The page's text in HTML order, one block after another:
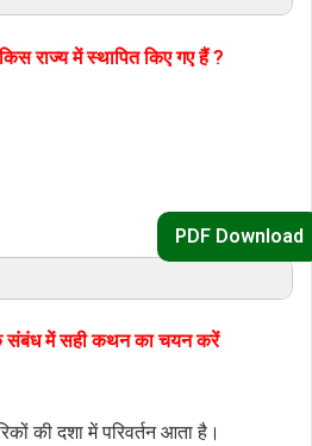
राज्य में स्थापित किए गए हैं ?
संबंध में सही कथन का चयन करें
की दशा में परिवर्तन आता है।
PDF Download